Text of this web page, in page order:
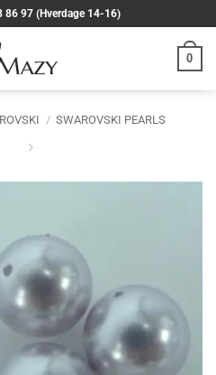
97 (Hverdage 14-16)
0
/ SWAROVSKI PEARLS